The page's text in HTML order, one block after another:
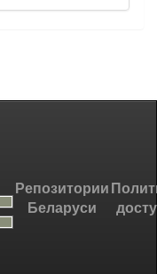
Репозитории
Беларуси